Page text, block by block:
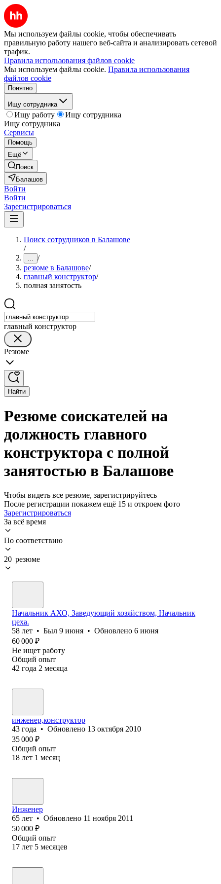
Мы используем файлы cookie, чтобы обеспечивать
правильную работу нашего веб-сайта и анализировать сетевой
трафик.
Правила использования файлов cookie
Мы используем файлы cookie. Правила использования
файлов cookie
Понятно
Ищу сотрудника
Ищу работу
Ищу сотрудника
Ищу сотрудника
Сервисы
Помощь
Ещё
Поиск
Балашов
Войти
Войти
Зарегистрироваться
Поиск сотрудников в Балашове
/
... /
резюме в Балашове/
главный конструктор/
полная занятость
главный конструктор
Резюме
Найти
Резюме соискателей на
должность главного
конструктора с полной
занятостью в Балашове
Чтобы видеть все резюме, зарегистрируйтесь
После регистрации покажем ещё 15 и откроем фото
Зарегистрироваться
За всё время
По соответствию
20 резюме
Начальник АХО, Заведующий хозяйством, Начальник
цеха.
58 лет • Был 9 июня • Обновлено 6 июня
60 000 ₽
Не ищет работу
Общий опыт
42 года 2 месяца
инженер,конструктор
43 года • Обновлено 13 октября 2010
35 000 ₽
Общий опыт
18 лет 1 месяц
Инженер
65 лет • Обновлено 11 ноября 2011
50 000 ₽
Общий опыт
17 лет 5 месяцев